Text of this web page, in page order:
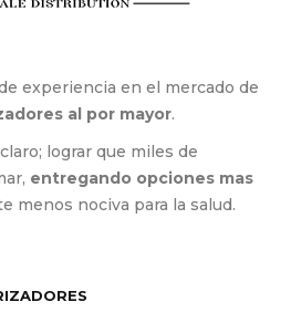
experiencia en el mercado de
al por mayor.
lograr que miles de
entregando opciones mas
menos nociva para la salud.